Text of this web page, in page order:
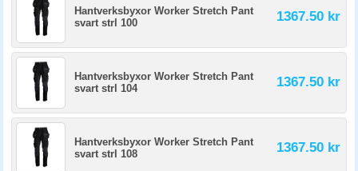
Hantverksbyxor Worker Stretch Pant
svart strl 100
1367.50 kr
Hantverksbyxor Worker Stretch Pant
svart strl 104
1367.50 kr
Hantverksbyxor Worker Stretch Pant
svart strl 108
1367.50 kr